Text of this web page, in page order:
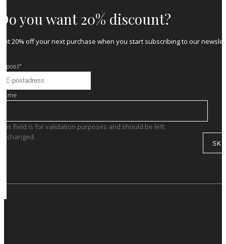
you want 20% discount?
20% off your next purchase when you start subscribing to our
post*
field is for validation purposes and should be left